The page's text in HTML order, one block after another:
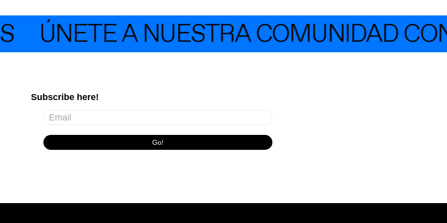
ÚNETE A NUESTRA COMUNIDAD